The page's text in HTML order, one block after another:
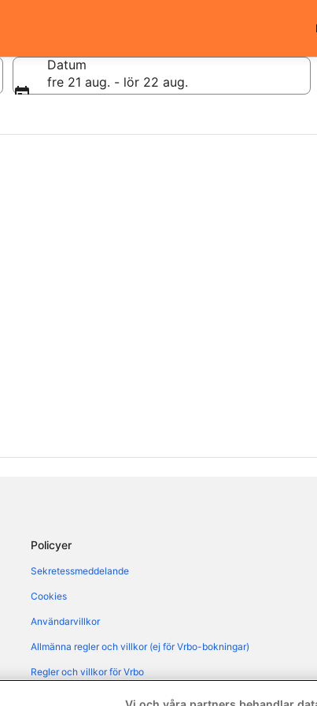
Datum
fre 21 aug. - lör 22 aug.
Policyer
Sekretessmeddelande
Cookies
Användarvillkor
Allmänna regler och villkor (ej för Vrbo-bokningar)
Regler och villkor för Vrbo
Tillgänglighetsanpassning